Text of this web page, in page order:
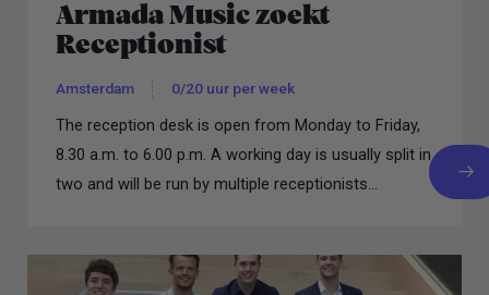
Armada Music zoekt
Receptionist
Amsterdam 0/20 uur per week
The reception desk is open from Monday to Friday,
8.30 a.m. to 6.00 p.m. A working day is usually split in
two and will be run by multiple receptionists...